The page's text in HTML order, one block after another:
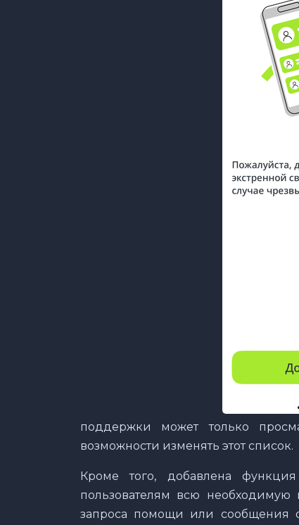
поддержки может только
возможности изменять этот список.
Кроме того, добавлена
пользователям всю
запроса помощи или сообщения